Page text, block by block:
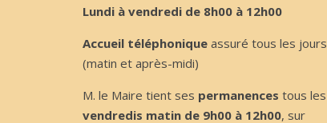
Lundi à vendredi de 8h00 à 12h00
Accueil téléphonique assuré tous les jours
(matin et après-midi)
M. le Maire tient ses permanences tous les
vendredis matin de 9h00 à 12h00, sur